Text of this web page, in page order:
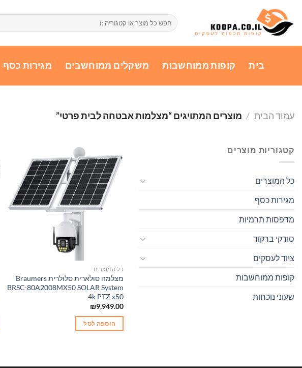
content
חיפוש
עבור:
בית קופות ממוחשבות משקלים ממוחשבים מגירות כסף
עמוד הבית / מוצרים המתויגים “מצלמות אבטחה לבית פרטי”
קטגוריות מוצרים
כל המוצרים
מגירות כסף
מדפסות תרמיות
סורקי ברקוד
ציוד לעסקים
קופות ממוחשבות
שעוני נוכחות
כל המוצרים
מצלמה סולארית סלולרית Braumers
BRSC-80A2008MX50 SOLAR System
4k PTZ x50
₪9,949.00
הוספה לסל